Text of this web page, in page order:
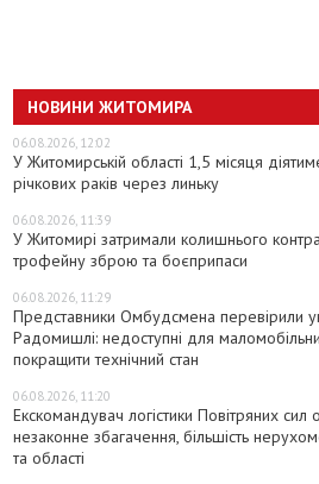
НОВИНИ ЖИТОМИРА
06.08.2026, 12:02
У Житомирській області 1,5 місяця
річкових раків через линьку
06.08.2026, 11:39
У Житомирі затримали колишнього
трофейну зброю та боєприпаси
06.08.2026, 11:29
Представники Омбудсмена перевірили
Радомишлі: недоступні для
покращити технічний стан
06.08.2026, 11:20
Екскомандувач логістики Повітряних сил
незаконне збагачення, більшість
та області